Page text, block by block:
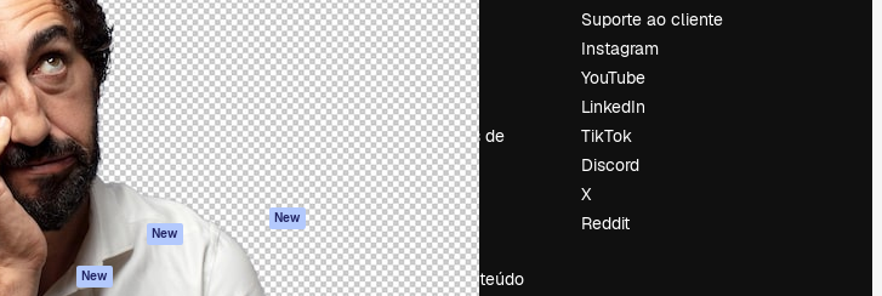
Spaces
Assistente de IA
Gerador de
imagens
Gerador de vídeos
Texto para voz
Conteúdo de stock
MCP para
Claude/ChatGPT
New
Agentes New
Academy
Documentação
Atendimento
Termos e
condições
Política de
privacidade
Originais New
Política de cookies
Central de
Preços
Sobre nós
Reviews
Emprego
Tendências de
pesquisa
Blog
Eventos
Slidesgo
Vender conteúdo
Suporte ao cliente
Instagram
YouTube
LinkedIn
TikTok
Discord
X
Reddit